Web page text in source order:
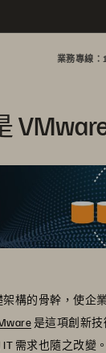
業務專線：
架構的骨幹，使企
是這項創新
需求也隨之改變